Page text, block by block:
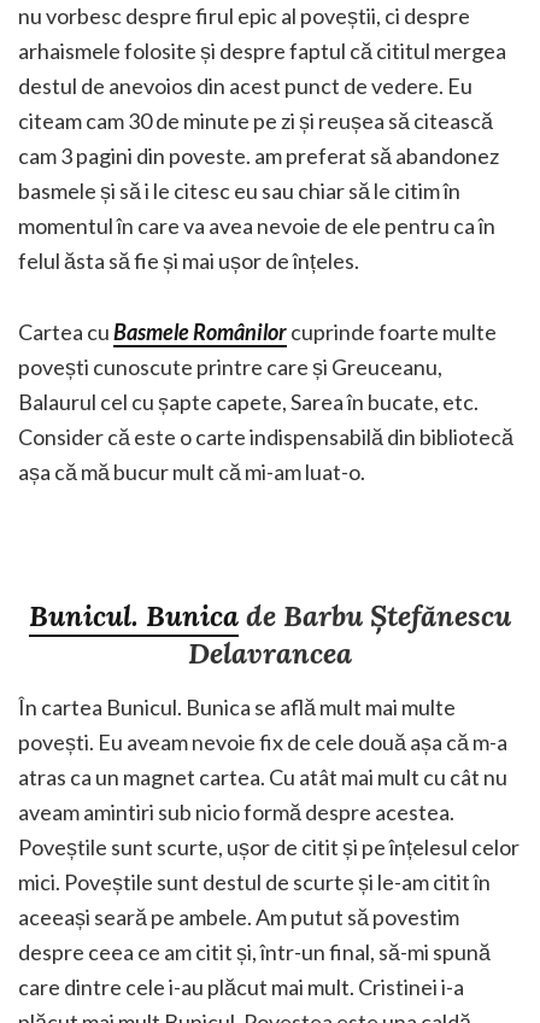
nu vorbesc despre firul epic al poveștii, ci despre
arhaismele folosite și despre faptul că cititul mergea
destul de anevoios din acest punct de vedere. Eu
citeam cam 30 de minute pe zi și reușea să citească
cam 3 pagini din poveste. am preferat să abandonez
basmele și să i le citesc eu sau chiar să le citim în
momentul în care va avea nevoie de ele pentru ca în
felul ăsta să fie și mai ușor de înțeles.
Cartea cuBasmele Românilorcuprinde foarte multe
povești cunoscute printre care și Greuceanu,
Balaurul cel cu șapte capete, Sarea în bucate, etc.
Consider că este o carte indispensabilă din bibliotecă
așa că mă bucur mult că mi-am luat-o.
Bunicul. Bunicade Barbu Ștefănescu
Delavrancea
În cartea Bunicul. Bunica se află mult mai multe
povești. Eu aveam nevoie fix de cele două așa că m-a
atras ca un magnet cartea. Cu atât mai mult cu cât nu
aveam amintiri sub nicio formă despre acestea.
Poveștile sunt scurte, ușor de citit și pe înțelesul celor
mici. Poveștile sunt destul de scurte și le-am citit în
aceeași seară pe ambele. Am putut să povestim
despre ceea ce am citit și, într-un final, să-mi spună
care dintre cele i-au plăcut mai mult. Cristinei i-a